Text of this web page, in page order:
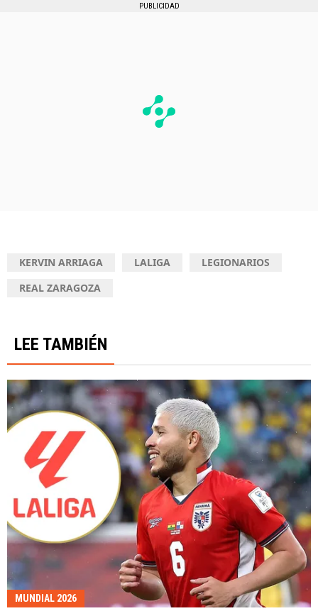
PUBLICIDAD
KERVIN ARRIAGA LALIGA
LEGIONARIOS
REAL ZARAGOZA
LEE TAMBIÉN
MUNDIAL 2026